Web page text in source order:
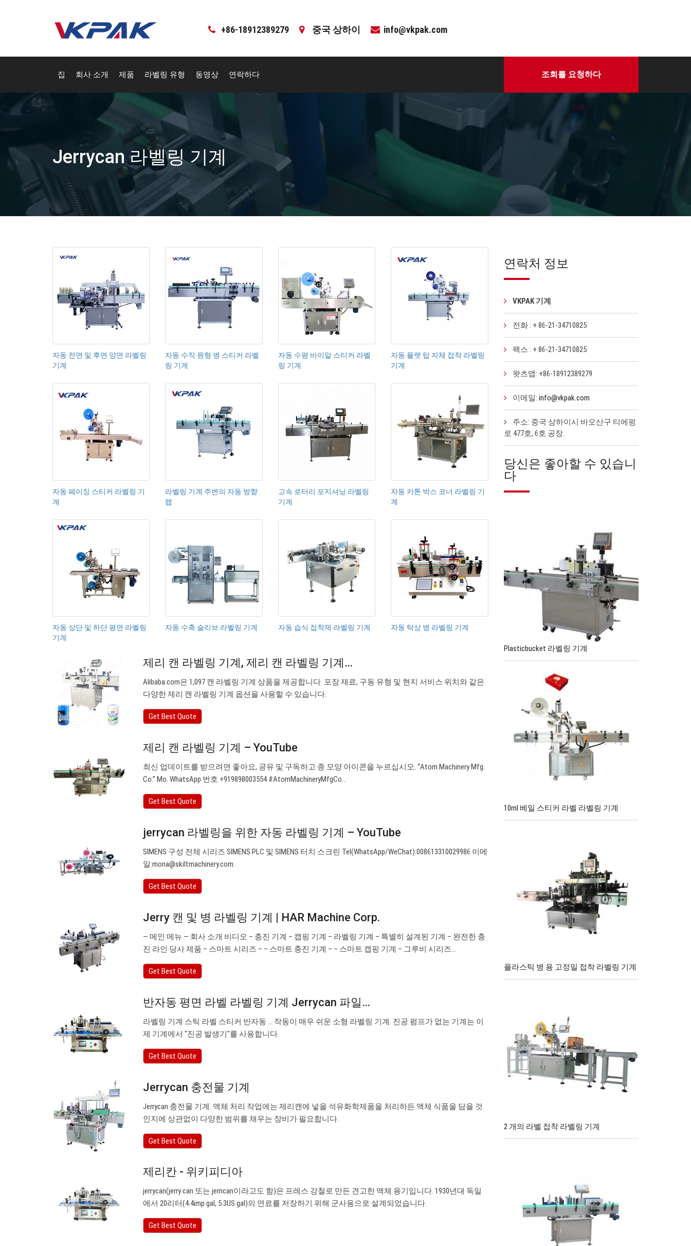
+86-18912389279 중국 상하이 info@vkpak.com
집 회사 소개 제품 라벨링 유형 동영상 연락하다 조회를 요청하다
Jerrycan 라벨링 기계
자동 전면 및 후면 양면 라벨링
기계
자동 수직 원형 병 스티커 라벨
링 기계
자동 수평 바이알 스티커 라벨
링 기계
자동 플랫 탑 자체 접착 라벨링
기계
자동 페이징 스티커 라벨링 기
계
라벨링 기계 주변의 자동 방향
랩
고속 로터리 포지셔닝 라벨링
기계
자동 카톤 박스 코너 라벨링 기
계
자동 상단 및 하단 평면 라벨링
기계
자동 수축 슬리브 라벨링 기계 자동 습식 접착제 라벨링 기계 자동 탁상 병 라벨링 기계
제리 캔 라벨링 기계, 제리 캔 라벨링 기계…
Alibaba.com은 1,097 캔 라벨링 기계 상품을 제공합니다. 포장 재료, 구동 유형 및 현지 서비스 위치와 같은
다양한 제리 캔 라벨링 기계 옵션을 사용할 수 있습니다.
Get Best Quote
제리 캔 라벨링 기계 – YouTube
최신 업데이트를 받으려면 좋아요, 공유 및 구독하고 종 모양 아이콘을 누르십시오. “Atom Machinery Mfg.
Co.” Mo. WhatsApp 번호 +919898003554 #AtomMachineryMfgCo…
Get Best Quote
jerrycan 라벨링을 위한 자동 라벨링 기계 – YouTube
SIMENS 구성 전체 시리즈 SIMENS PLC 및 SIMENS 터치 스크린 Tel(WhatsApp/WeChat):008613310029986 이메
일:mona@skiltmachinery.com.
Get Best Quote
Jerry 캔 및 병 라벨링 기계 | HAR Machine Corp.
— 메인 메뉴 — 회사 소개 비디오 – 충진 기계 – 캡핑 기계 – 라벨링 기계 – 특별히 설계된 기계 – 완전한 충
진 라인 당사 제품 – 스마트 시리즈 – – 스마트 충진 기계 – – 스마트 캡핑 기계 – 그루비 시리즈…
Get Best Quote
반자동 평면 라벨 라벨링 기계 Jerrycan 파일…
라벨링 기계 스틱 라벨 스티커 반자동 ... 작동이 매우 쉬운 소형 라벨링 기계. 진공 펌프가 없는 기계는 이
제 기계에서 "진공 발생기"를 사용합니다.
Get Best Quote
Jerrycan 충전물 기계
Jerrycan 충전물 기계. 액체 처리 작업에는 제리캔에 넣을 석유화학제품을 처리하든 액체 식품을 담을 것
인지에 상관없이 다양한 범위를 채우는 장비가 필요합니다.
Get Best Quote
제리칸 - 위키피디아
jerrycan(jerry can 또는 jerrican이라고도 함)은 프레스 강철로 만든 견고한 액체 용기입니다. 1930년대 독일
에서 20리터(4.4imp gal, 5.3US gal)의 연료를 저장하기 위해 군사용으로 설계되었습니다.
Get Best Quote
연락처 정보
VKPAK 기계
전화 : + 86-21-34710825
팩스 : + 86-21-34710825
왓츠앱: +86-18912389279
이메일: info@vkpak.com
주소: 중국 상하이시 바오산구 티에펑
로 477호, 6호 공장.
당신은 좋아할 수 있습니
다
Plasticbucket 라벨링 기계
10ml 베일 스티커 라벨 라벨링 기계
플라스틱 병 용 고정밀 접착 라벨링 기계
2 개의 라벨 접착 라벨링 기계